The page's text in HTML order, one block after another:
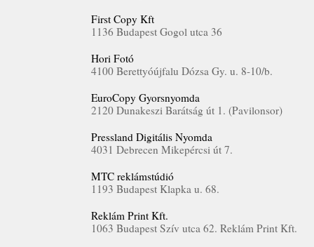
First Copy Kft
1136 Budapest Gogol utca 36
Hori Fotó
4100 Berettyóújfalu Dózsa Gy. u. 8-10/b.
EuroCopy Gyorsnyomda
2120 Dunakeszi Barátság út 1. (Pavilonsor)
Pressland Digitális Nyomda
4031 Debrecen Mikepércsi út 7.
MTC reklámstúdió
1193 Budapest Klapka u. 68.
Reklám Print Kft.
1063 Budapest Szív utca 62. Reklám Print Kft.